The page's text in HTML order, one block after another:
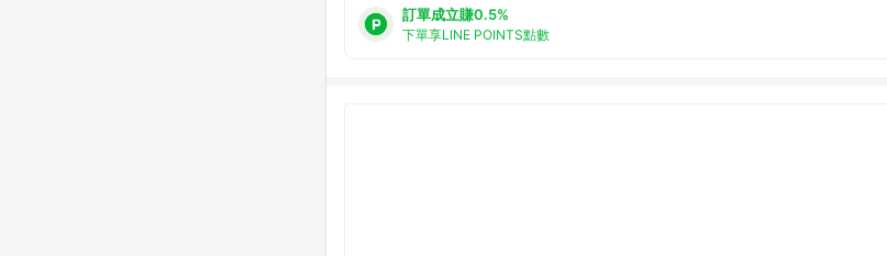
訂單成立賺0.5%
下單享LINE POINTS點數